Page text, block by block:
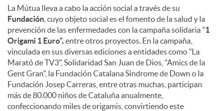
La Mútua lleva a cabo la acción social a través de su
Fundación , cuyo objeto social es el fomento de la salud y la
prevención de las enfermedades con la campaña solidaria "1
Origami 1 Euro", entre otros proyectos. En la campaña,
vinculada en sus diversas ediciones a entidades como "La
Marató de TV3", Solidaridad San Juan de Dios, "Amics de la
Gent Gran", la Fundación Catalana Síndrome de Down o la
Fundación Josep Carreras, entre otras muchas, participan
más de 80.000 niños de Cataluña anualmente,
confeccionando miles de origamis, convirtiendo este